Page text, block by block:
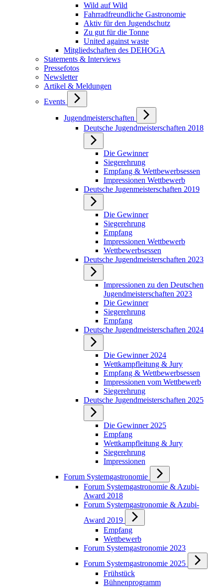
Wild auf Wild
Fahrradfreundliche Gastronomie
Aktiv für den Jugendschutz
Zu gut für die Tonne
United against waste
Mitgliedschaften des DEHOGA
Statements & Interviews
Pressefotos
Newsletter
Artikel & Meldungen
Events
Jugendmeisterschaften
Deutsche Jugendmeisterschaften 2018
Die Gewinner
Siegerehrung
Empfang & Wettbewerbsessen
Impressionen Wettbewerb
Deutsche Jugenmeisterschaften 2019
Die Gewinner
Siegerehrung
Empfang
Impressionen Wettbewerb
Wettbewerbsessen
Deutsche Jugendmeisterschaften 2023
Impressionen zu den Deutschen
Jugendmeisterschaften 2023
Die Gewinner
Siegerehrung
Empfang
Deutsche Jugendmeisterschaften 2024
Die Gewinner 2024
Wettkampfleitung & Jury
Empfang & Wettbewerbsessen
Impressionen vom Wettbewerb
Siegerehrung
Deutsche Jugendmeisterschaften 2025
Die Gewinner 2025
Empfang
Wettkampfleitung & Jury
Siegerehrung
Impressionen
Forum Systemgastronomie
Forum Systemgastronomie & Azubi-
Award 2018
Forum Systemgastronomie & Azubi-
Award 2019
Empfang
Wettbewerb
Forum Systemgastronomie 2023
Forum Systemgastronomie 2025
Frühstück
Bühnenprogramm